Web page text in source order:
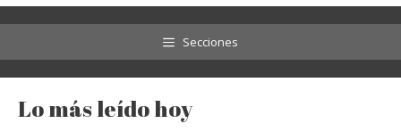
Secciones
Lo más leído hoy